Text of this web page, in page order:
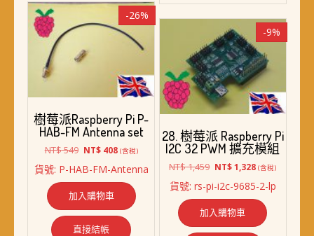
-26%
樹莓派Raspberry Pi P-
HAB-FM Antenna set
NT$549 原
價
NT$ 549。
NT$408目
價
格：
NT$ 408。
(含稅)
貨號: P-HAB-FM-Antenna
加入購物車
直接結帳
-9%
28. 樹莓派 Raspberry Pi
I2C 32 PWM 擴充模組
NT$1,459 原
價
NT$ 1,459。
NT$1,328目
價
格：
NT$ 1,328。
(含稅)
貨號: rs-pi-i2c-9685-2-lp
加入購物車